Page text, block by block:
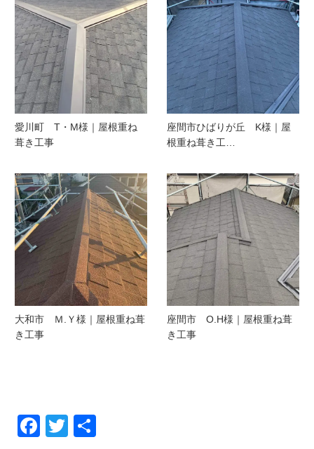
愛川町 T・M様｜屋根重ね
葺き工事
座間市ひばりが丘 K様｜屋
根重ね葺き工…
大和市 Ｍ.Ｙ様｜屋根重ね葺
き工事
座間市 O.H様｜屋根重ね葺
き工事
F
T